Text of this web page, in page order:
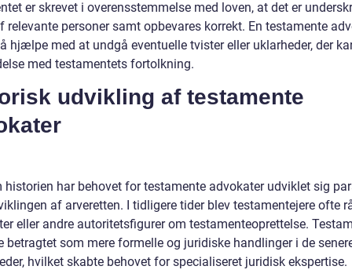
er skrevet i overensstemmelse med loven, at det er
relevante personer samt opbevares korrekt. En testamente
hjælpe med at undgå eventuelle tvister eller uklarheder, der
med testamentets fortolkning.
udvikling af testamente
historien har behovet for testamente advokater udviklet sig
af arveretten. I tidligere tider blev testamentejere ofte
eller andre autoritetsfigurer om testamenteoprettelse.
betragtet som mere formelle og juridiske handlinger i de
hvilket skabte behovet for specialiseret juridisk ekspertise.